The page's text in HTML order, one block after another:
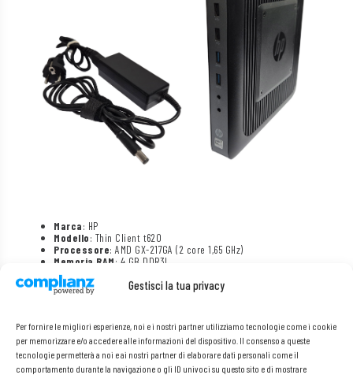
Gestisci la tua privacy
Per fornire le migliori esperienze, noi e i nostri partner utilizziamo tecnologie come i cookie
per memorizzare e/o accedere alle informazioni del dispositivo. Il consenso a queste
tecnologie permetterà a noi e ai nostri partner di elaborare dati personali come il
comportamento durante la navigazione o gli ID univoci su questo sito e di mostrare
Marca: HP
Modello: Thin Client t620
Processore: AMD GX-217GA (2 core 1,65 GHz)
Memoria RAM: 4 GB DDR3L
Disco
Connettività
: LAN (RJ45)
Connettori
: 2x USB 3.0, 2x USB 2.0, 2x Jack Audio
DisplayPort, 2x PS/2 (mouse, tastiera), 1x RS-232, 2x jack audio
In dotazione: terminale e alimentatore originale
Condizioni: Usato, funzionante al 100%!
Il dispositivo non ha un sistema operativo installato.